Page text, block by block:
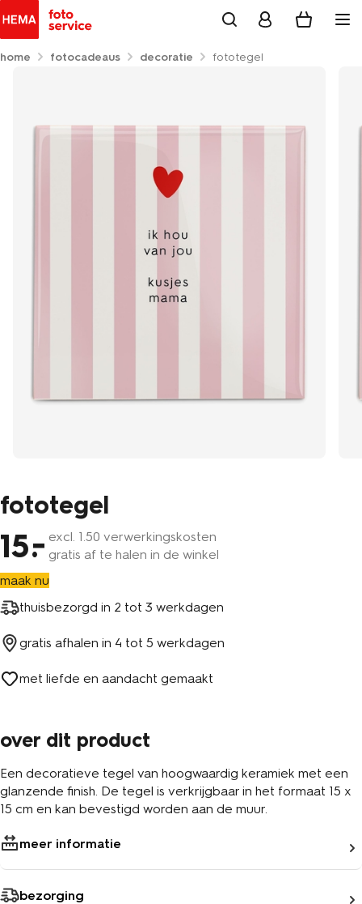
home fotocadeaus decoratie fototegel
fototegel
15 excl. 1 .50 verwerkingskosten
gratis af te halen in de winkel
maak nu
thuisbezorgd in 2 tot 3 werkdagen
gratis afhalen in 4 tot 5 werkdagen
met liefde en aandacht gemaakt
over dit product
Een decoratieve tegel van hoogwaardig keramiek met een
glanzende finish. De tegel is verkrijgbaar in het formaat 15 x
15 cm en kan bevestigd worden aan de muur.
meer informatie
bezorging